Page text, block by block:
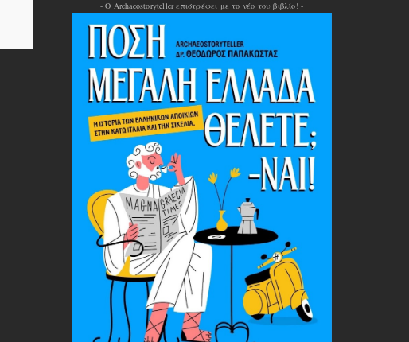
- Ο Archaeostoryteller επιστρέφει με το νέο του βιβλίο! -